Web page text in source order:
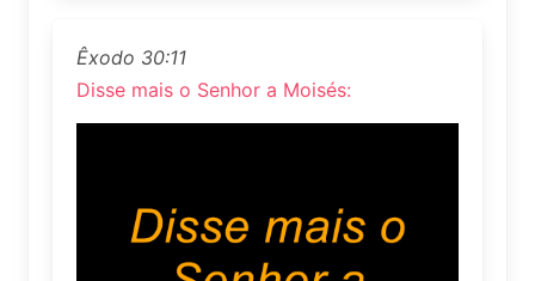
Êxodo 30:11
Disse mais o Senhor a Moisés: